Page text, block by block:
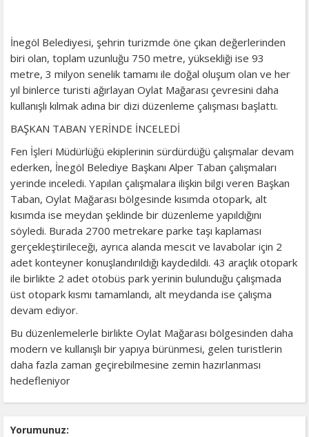
İnegöl Belediyesi, şehrin turizmde öne çıkan değerlerinden
biri olan, toplam uzunluğu 750 metre, yüksekliği ise 93
metre, 3 milyon senelik tamamı ile doğal oluşum olan ve her
yıl binlerce turisti ağırlayan Oylat Mağarası çevresini daha
kullanışlı kılmak adına bir dizi düzenleme çalışması başlattı.
BAŞKAN TABAN YERİNDE İNCELEDİ
Fen İşleri Müdürlüğü ekiplerinin sürdürdüğü çalışmalar devam
ederken, İnegöl Belediye Başkanı Alper Taban çalışmaları
yerinde inceledi. Yapılan çalışmalara ilişkin bilgi veren Başkan
Taban, Oylat Mağarası bölgesinde kısımda otopark, alt
kısımda ise meydan şeklinde bir düzenleme yapıldığını
söyledi. Burada 2700 metrekare parke taşı kaplaması
gerçekleştirileceği, ayrıca alanda mescit ve lavabolar için 2
adet konteyner konuşlandırıldığı kaydedildi. 43 araçlık otopark
ile birlikte 2 adet otobüs park yerinin bulunduğu çalışmada
üst otopark kısmı tamamlandı, alt meydanda ise çalışma
devam ediyor.
Bu düzenlemelerle birlikte Oylat Mağarası bölgesinden daha
modern ve kullanışlı bir yapıya bürünmesi, gelen turistlerin
daha fazla zaman geçirebilmesine zemin hazırlanması
hedefleniyor
Yorumunuz: